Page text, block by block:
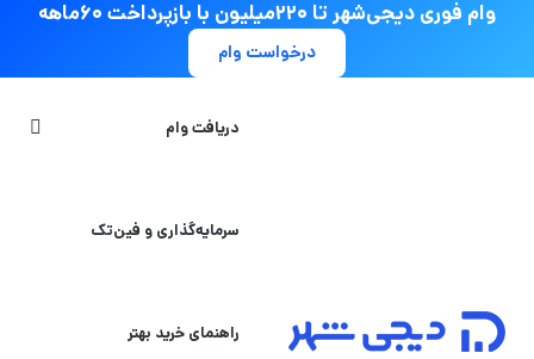
وام فوری دیجی‌شهر تا ۲۲۰میلیون با بازپرداخت ۶۰ماهه
درخواست وام
دریافت وام
سرمایه‌گذاری و فین‌تک
راهنمای خرید بهتر